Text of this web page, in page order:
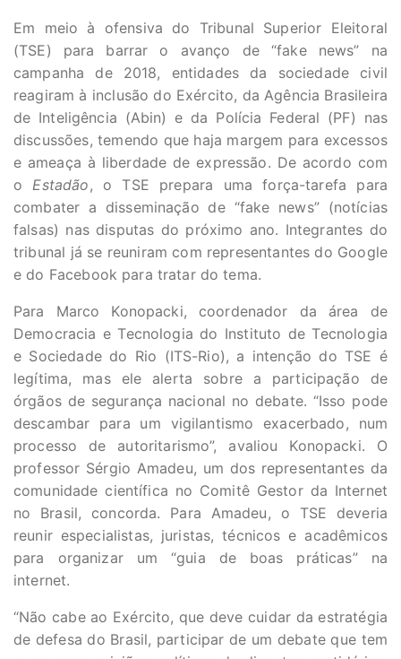
Em meio à ofensiva do Tribunal Superior Eleitoral
(TSE) para barrar o avanço de “fake news” na
campanha de 2018, entidades da sociedade civil
reagiram à inclusão do Exército, da Agência Brasileira
de Inteligência (Abin) e da Polícia Federal (PF) nas
discussões, temendo que haja margem para excessos
e ameaça à liberdade de expressão. De acordo com
oEstadão, o TSE prepara uma força-tarefa para
combater a disseminação de “fake news” (notícias
falsas) nas disputas do próximo ano. Integrantes do
tribunal já se reuniram com representantes do Google
e do Facebook para tratar do tema.
Para Marco Konopacki, coordenador da área de
Democracia e Tecnologia do Instituto de Tecnologia
e Sociedade do Rio (ITS-Rio), a intenção do TSE é
legítima, mas ele alerta sobre a participação de
órgãos de segurança nacional no debate. “Isso pode
descambar para um vigilantismo exacerbado, num
processo de autoritarismo”, avaliou Konopacki. O
professor Sérgio Amadeu, um dos representantes da
comunidade científica no Comitê Gestor da Internet
no Brasil, concorda. Para Amadeu, o TSE deveria
reunir especialistas, juristas, técnicos e acadêmicos
para organizar um “guia de boas práticas” na
internet.
“Não cabe ao Exército, que deve cuidar da estratégia
de defesa do Brasil, participar de um debate que tem